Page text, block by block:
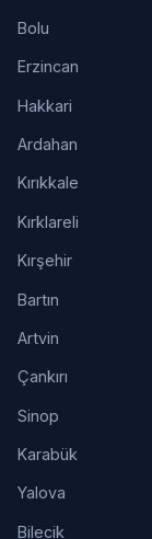
Bolu
Erzincan
Hakkari
Ardahan
Kırıkkale
Kırklareli
Kırşehir
Bartın
Artvin
Çankırı
Sinop
Karabük
Yalova
Bilecik